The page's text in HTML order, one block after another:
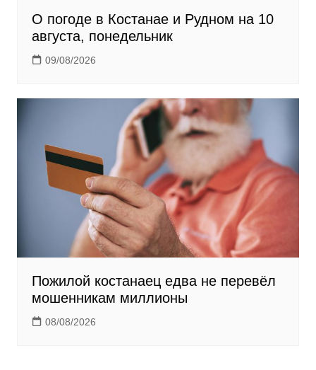
О погоде в Костанае и Рудном на 10
августа, понедельник
09/08/2026
Пожилой костанаец едва не перевёл
мошенникам миллионы
08/08/2026